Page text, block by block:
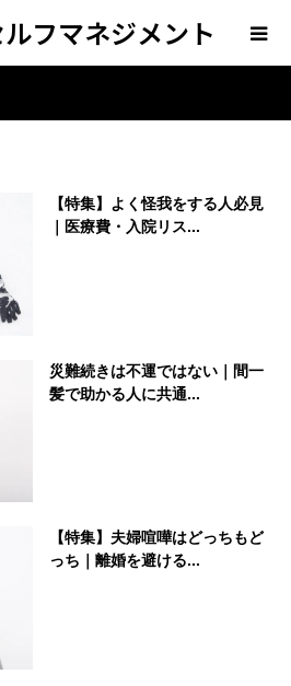
フマネジメント
【特集】よく怪我をする人必見
｜医療費・入院リス...
災難続きは不運ではない｜間一
髪で助かる人に共通...
【特集】夫婦喧嘩はどっちもど
っち｜離婚を避ける...